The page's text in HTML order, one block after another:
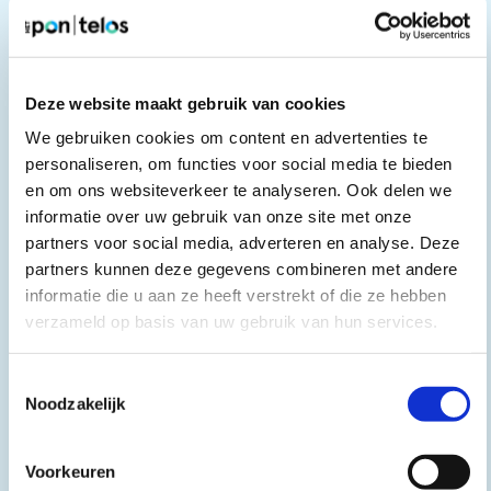
Deze website maakt gebruik van cookies
We gebruiken cookies om content en advertenties te
personaliseren, om functies voor social media te bieden
en om ons websiteverkeer te analyseren. Ook delen we
informatie over uw gebruik van onze site met onze
partners voor social media, adverteren en analyse. Deze
partners kunnen deze gegevens combineren met andere
informatie die u aan ze heeft verstrekt of die ze hebben
verzameld op basis van uw gebruik van hun services.
Noodzakelijk
Voorkeuren
Brede welvaart
mei 2024 - september 2025
Provincie Noord-Brabant
De Brabantse Monitor Brede Welvaart verbindt
objectieve en subjectieve aspecten van brede
welvaart.